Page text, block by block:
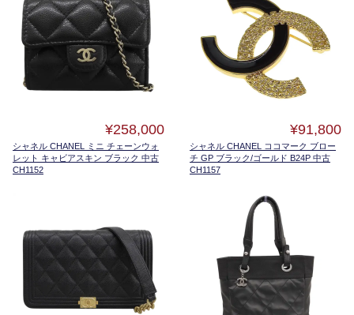
¥258,000
シャネル CHANEL ミニ チェーンウォ
レット キャビアスキン ブラック 中古
CH1152
¥91,800
シャネル CHANEL ココマーク ブロー
チ GP ブラック/ゴールド B24P 中古
CH1157